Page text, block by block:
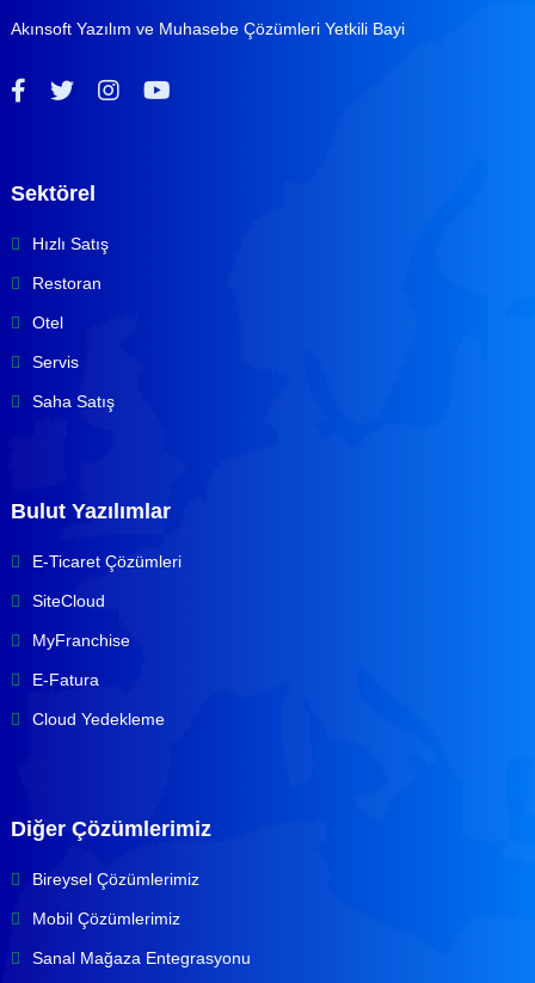
Akınsoft Yazılım ve Muhasebe Çözümleri Yetkili Bayi
Sektörel
Hızlı Satış
Restoran
Otel
Servis
Saha Satış
Bulut Yazılımlar
E-Ticaret Çözümleri
SiteCloud
MyFranchise
E-Fatura
Cloud Yedekleme
Diğer Çözümlerimiz
Bireysel Çözümlerimiz
Mobil Çözümlerimiz
Sanal Mağaza Entegrasyonu